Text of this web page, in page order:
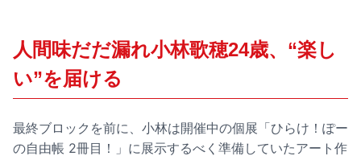
人間味だだ漏れ小林歌穂24歳、“楽し
い”を届ける
最終ブロックを前に、小林は開催中の個展「ひらけ！ぽー
の自由帳 2冊目！」に展示するべく準備していたアート作